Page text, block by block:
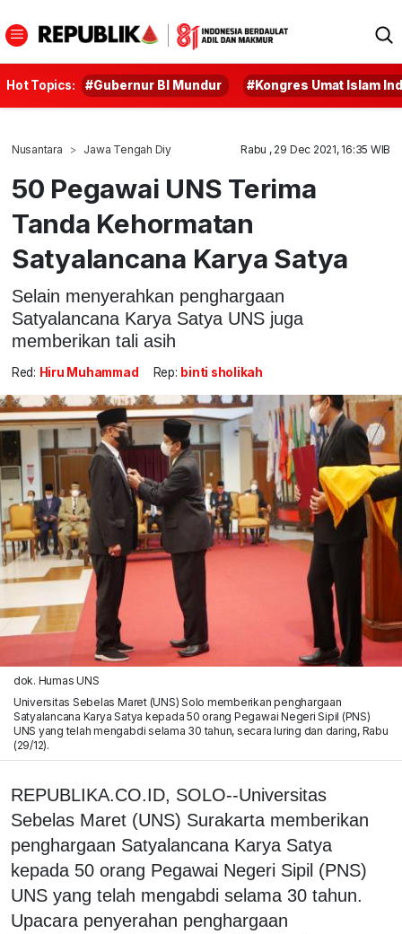
Hot Topics: #Gubernur BI Mundur #Kongres Umat Islam
Nusantara Jawa Tengah Diy Rabu , 29 Dec 2021, 16:35 WIB
50 Pegawai UNS Terima
Tanda Kehormatan
Satyalancana Karya Satya
Selain menyerahkan penghargaan
Satyalancana Karya Satya UNS juga
memberikan tali asih
Red: Hiru Muhammad Rep: binti sholikah
dok. Humas UNS
Universitas Sebelas Maret (UNS) Solo memberikan penghargaan
Satyalancana Karya Satya kepada 50 orang Pegawai Negeri Sipil (PNS)
UNS yang telah mengabdi selama 30 tahun, secara luring dan daring, Rabu
(29/12).
REPUBLIKA.CO.ID, SOLO--Universitas
Sebelas Maret (UNS) Surakarta memberikan
penghargaan Satyalancana Karya Satya
kepada 50 orang Pegawai Negeri Sipil (PNS)
UNS yang telah mengabdi selama 30 tahun.
Upacara penyerahan penghargaan